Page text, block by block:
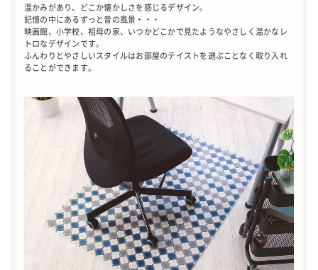
温かみがあり、どこか懐かしさを感じるデザイン。
記憶の中にあるずっと昔の風景・・・
映画館、小学校、祖母の家、いつかどこかで見たようなやさしく温かなレ
トロなデザインです。
ふんわりとやさしいスタイルはお部屋のテイストを選ぶことなく取り入れ
ることができます。